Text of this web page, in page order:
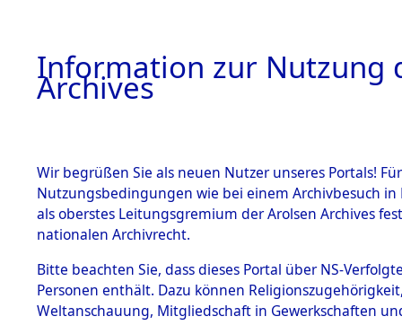
BESTÄNDE
1.
Inhaftierungsdoku
mente
1.2.9 Beim ITS
0012
Information zur Nutzung
Archives
Wir begrüßen Sie als neuen Nutzer unseres Portals!
Nutzungsbedingungen wie bei einem Archivbesuch
als oberstes Leitungsgremium der Arolsen Archives
nationalen Archivrecht.
Bitte beachten Sie, dass dieses Portal über NS-
Personen enthält. Dazu können
Weltanschauung, Mitgliedschaft in Gewerkschaften